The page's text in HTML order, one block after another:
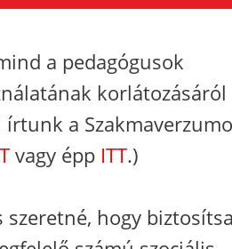
a pedagógusok
korlátozásáról
a
vagy épp ITT.)
szeretné, hogy